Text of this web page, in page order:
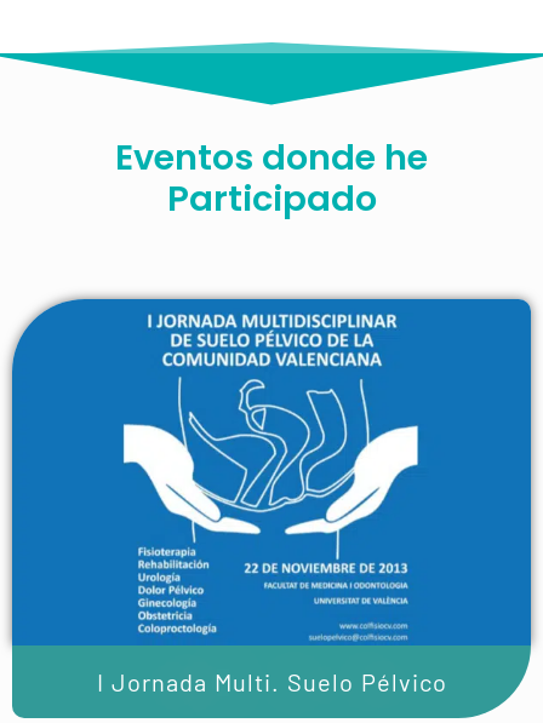
Eventos donde he
Participado
I Jornada Multi. Suelo Pélvico